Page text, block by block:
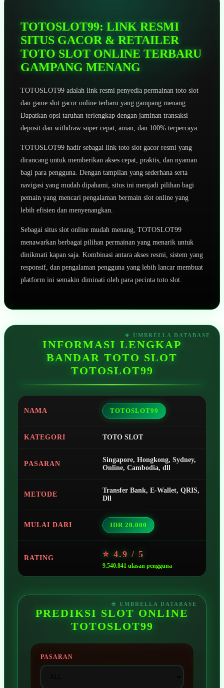
TOTOSLOT99: LINK RESMI
SITUS GACOR & RETAILER
TOTO SLOT ONLINE TERBARU
GAMPANG MENANG
TOTOSLOT99 adalah link resmi penyedia permainan toto slot
dan game slot gacor online terbaru yang gampang menang.
Dapatkan opsi taruhan terlengkap dengan jaminan transaksi
deposit dan withdraw super cepat, aman, dan 100% terpercaya.
TOTOSLOT99 hadir sebagai link toto slot gacor resmi yang
dirancang untuk memberikan akses cepat, praktis, dan nyaman
bagi para pengguna. Dengan tampilan yang sederhana serta
navigasi yang mudah dipahami, situs ini menjadi pilihan bagi
pemain yang mencari pengalaman bermain slot online yang
lebih efisien dan menyenangkan.
Sebagai situs slot online mudah menang, TOTOSLOT99
menawarkan berbagai pilihan permainan yang menarik untuk
dinikmati kapan saja. Kombinasi antara akses resmi, sistem yang
responsif, dan pengalaman pengguna yang lebih lancar membuat
platform ini semakin diminati oleh para pecinta toto slot.
INFORMASI LENGKAP
BANDAR TOTO SLOT
TOTOSLOT99
NAMA TOTOSLOT99
KATEGORI TOTO SLOT
PASARAN
Singapore, Hongkong, Sydney,
Online, Cambodia, dll
METODE
Transfer Bank, E-Wallet, QRIS,
Dll
MULAI DARI IDR 20.000
RATING ⭐ 4.9 / 5
9.540.841 ulasan pengguna
PREDIKSI SLOT ONLINE
TOTOSLOT99
PASARAN